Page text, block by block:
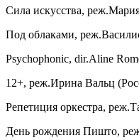
Сила искусства,
Под облаками,
Psychophonic, dir.Aline
12+, реж.Ирина Вальц
Репетиция оркестра,
День рождения Пишто,